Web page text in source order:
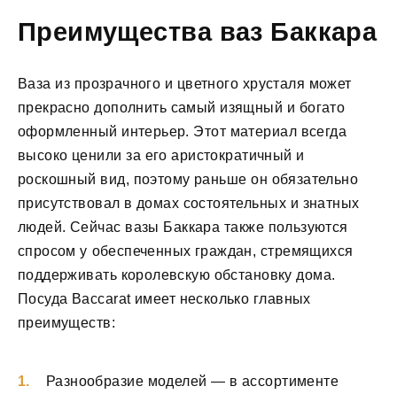
Преимущества ваз Баккара
Ваза из прозрачного и цветного хрусталя может
прекрасно дополнить самый изящный и богато
оформленный интерьер. Этот материал всегда
высоко ценили за его аристократичный и
роскошный вид, поэтому раньше он обязательно
присутствовал в домах состоятельных и знатных
людей. Сейчас вазы Баккара также пользуются
спросом у обеспеченных граждан, стремящихся
поддерживать королевскую обстановку дома.
Посуда Baccarat имеет несколько главных
преимуществ:
Разнообразие моделей — в ассортименте